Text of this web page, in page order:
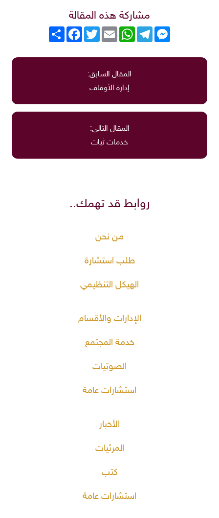
مشاركة هذه المقالة
انشر
FacebookTwitterEmail
WhatsAppTelegram
Messenger
المقال السابق:
إدارة الأوقاف
المقال التالي:
خدمات ثبات
روابط قد تهمك..
من نحن
طلب استشارة
الهيكل التنظيمي
الإدارات والأقسام
خدمة المجتمع
الصوتيات
استشارات عامة
الأخبار
المرئيات
كتب
استشارات عامة